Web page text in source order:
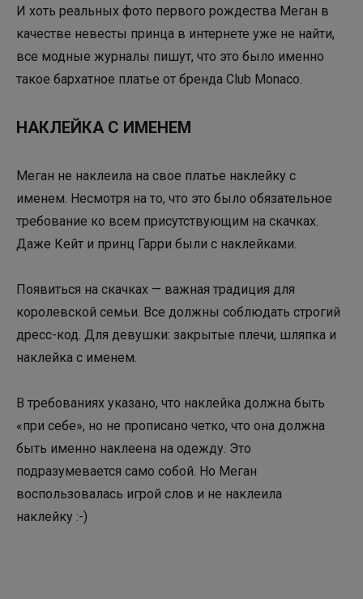
И хоть реальных фото первого рождества Меган в
качестве невесты принца в интернете уже не найти,
все модные журналы пишут, что это было именно
такое бархатное платье от бренда Club Monaco.
НАКЛЕЙКА С ИМЕНЕМ
Меган не наклеила на свое платье наклейку с
именем. Несмотря на то, что это было обязательное
требование ко всем присутствующим на скачках.
Даже Кейт и принц Гарри были с наклейками.
Появиться на скачках — важная традиция для
королевской семьи. Все должны соблюдать строгий
дресс-код. Для девушки: закрытые плечи, шляпка и
наклейка с именем.
В требованиях указано, что наклейка должна быть
«при себе», но не прописано четко, что она должна
быть именно наклеена на одежду. Это
подразумевается само собой. Но Меган
воспользовалась игрой слов и не наклеила
наклейку :-)